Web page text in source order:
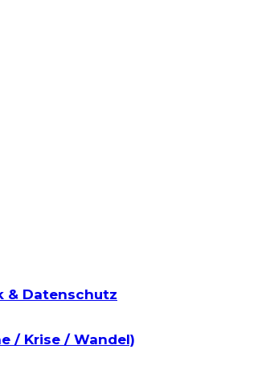
& Datenschutz
/ Krise / Wandel)